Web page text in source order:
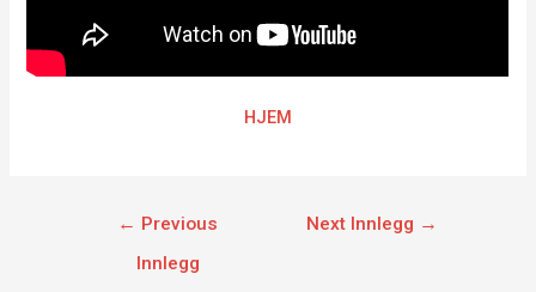
HJEM
← Previous
Innlegg
Next Innlegg →